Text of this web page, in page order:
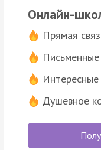
Онлайн-
Прямая
Душевное